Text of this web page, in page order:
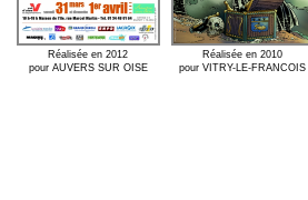
Réalisée en 2012
pour AUVERS SUR OISE
Réalisée en 2010
pour VITRY-LE-FRANCOIS